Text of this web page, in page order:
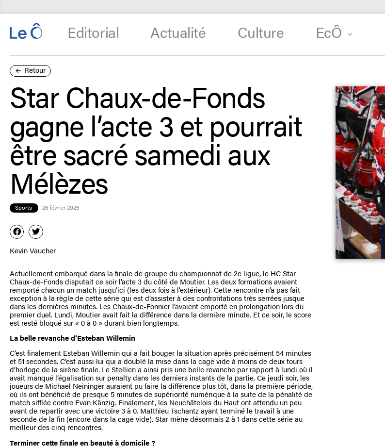
Editorial Actualité Culture EcÔ
Retour
Star Chaux-de-Fonds
gagne l’acte 3 et pourrait
être sacré samedi aux
Mélèzes
Sports 26 février 2026
Kevin Vaucher
Actuellement embarqué dans la finale de groupe du championnat de 2e ligue, le HC Star
Chaux-de-Fonds disputait ce soir l’acte 3 du côté de Moutier. Les deux formations avaient
remporté chacun un match jusqu’ici (les deux fois à l’extérieur). Cette rencontre n’a pas fait
exception à la règle de cette série qui est d’assister à des confrontations très serrées jusque
dans les dernières minutes. Les Chaux-de-Fonnier l’avaient emporté en prolongation lors du
premier duel. Lundi, Moutier avait fait la différence dans la dernière minute. Et ce soir, le score
est resté bloqué sur « 0 à 0 » durant bien longtemps.
La belle revanche d’Esteban Willemin
C’est finalement Esteban Willemin qui a fait bouger la situation après précisément 54 minutes
et 51 secondes. C’est aussi lui qui a doublé la mise dans la cage vide à moins de deux tours
d’horloge de la sirène finale. Le Stellien a ainsi pris une belle revanche par rapport à lundi où il
avait manqué l’égalisation sur penalty dans les derniers instants de la partie. Ce jeudi soir, les
joueurs de Michael Neininger auraient pu faire la différence plus tôt, dans la première période,
où ils ont bénéficié de presque 5 minutes de supériorité numérique à la suite de la pénalité de
match sifflée contre Evan Känzig. Finalement, les Neuchâtelois du Haut ont attendu un peu
avant de repartir avec une victoire 3 à 0. Matthieu Tschantz ayant terminé le travail à une
seconde de la fin (encore dans la cage vide). Star mène désormais 2 à 1 dans cette série au
meilleur des cinq rencontres.
Terminer cette finale en beauté à domicile ?